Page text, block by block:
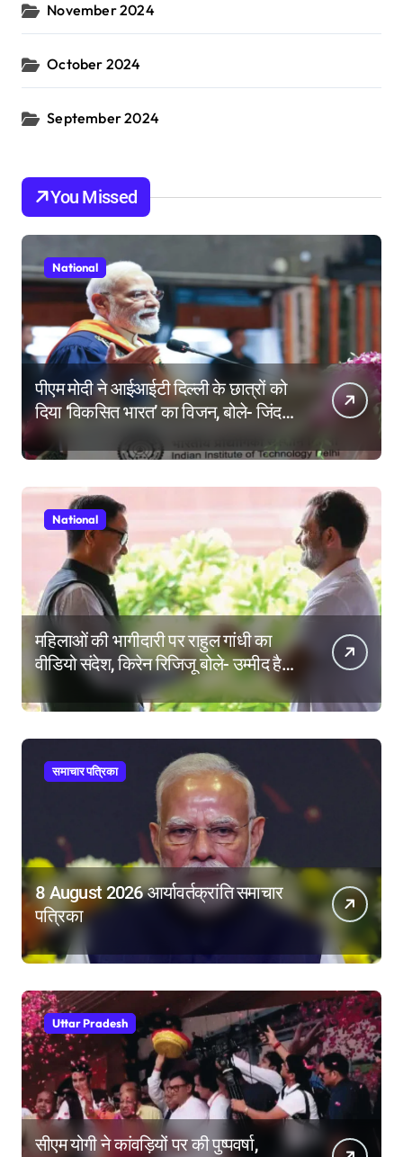
November 2024
October 2024
September 2024
You Missed
National
पीएम मोदी ने आईआईटी दिल्ली के छात्रों को
दिया ‘विकसित भारत’ का विजन, बोले- जिंदगी
की परीक्षा में सब कुछ आउट ऑफ सिलेबस
होता है
National
महिलाओं की भागीदारी पर राहुल गांधी का
वीडियो संदेश, किरेन रिजिजू बोले- उम्मीद है
महिला आरक्षण बिल का बिना शर्त करेंगे
समर्थन
समाचार पत्रिका
8 August 2026 आर्यावर्तक्रांति समाचार
पत्रिका
Uttar Pradesh
सीएम योगी ने कांवड़ियों पर की पुष्पवर्षा,